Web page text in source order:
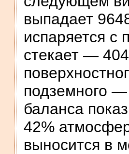
выпадает
испаряется с
стекает —
подземного
баланса
42%
выносится в